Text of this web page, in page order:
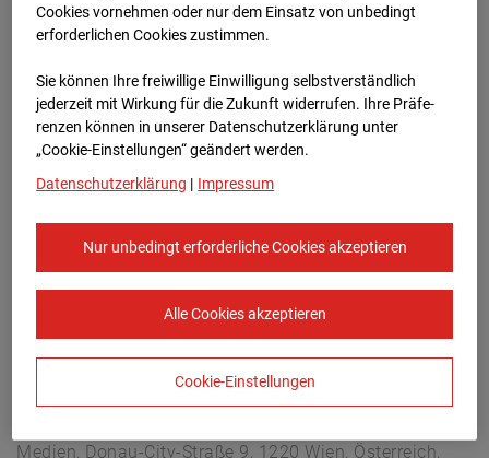
Zur Übersicht
Europe/Berlin
Medien, Donau-City-Straße 9, 1220 Wien, Österreich,
Cookies vornehmen oder nur dem Einsatz von unbedingt
erforderlichen Cookies zustimmen.
Sie können Ihre freiwillige Einwilligung selbstverständlich
jederzeit mit Wirkung für die Zukunft widerrufen. Ihre Prä­fe­
renzen können in unserer Datenschutzerklärung unter
„Cookie-Einstellungen“ geändert werden.
Datenschutzerklärung | Impressum
Nur unbedingt erforderliche Cookies akzeptieren
Alle Cookies akzeptieren
Cookie-Einstellungen